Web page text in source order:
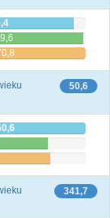
50,6
341,7